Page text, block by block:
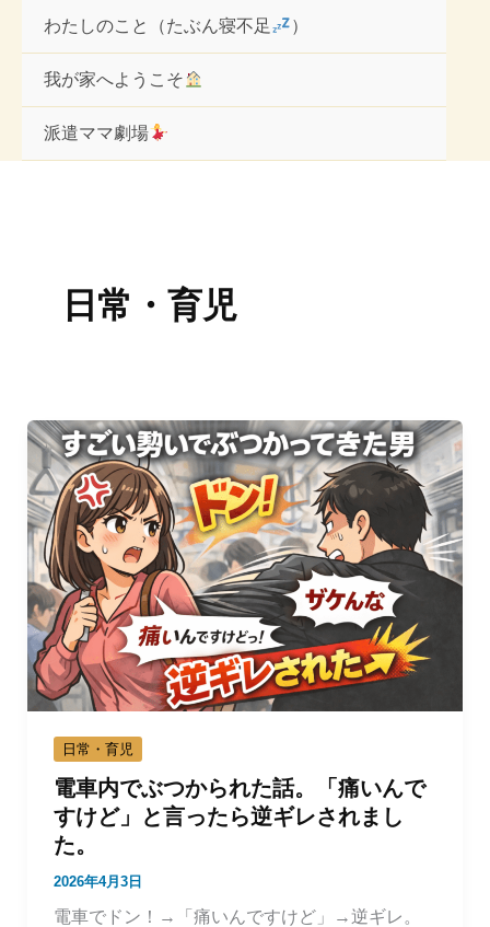
わたしのこと（たぶん寝不足 ）
我が家へようこそ
派遣ママ劇場
日常・育児
日常・育児
電車内でぶつかられた話。「痛いんで
すけど」と言ったら逆ギレされまし
た。
2026年4月3日
電車でドン！→「痛いんですけど」→逆ギレ。